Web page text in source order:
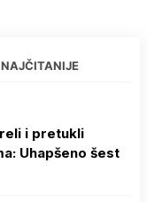
NAJČITANIJE
i pretukli
Uhapšeno šest